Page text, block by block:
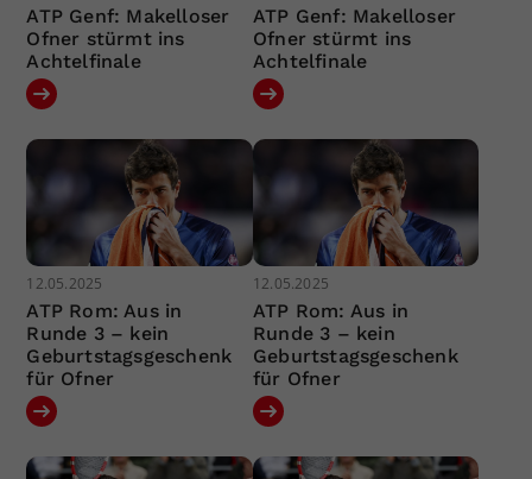
ATP Genf: Makelloser
Ofner stürmt ins
Achtelfinale
ATP Genf: Makelloser
Ofner stürmt ins
Achtelfinale
12.05.2025
ATP Rom: Aus in
Runde 3 – kein
Geburtstagsgeschenk
für Ofner
12.05.2025
ATP Rom: Aus in
Runde 3 – kein
Geburtstagsgeschenk
für Ofner